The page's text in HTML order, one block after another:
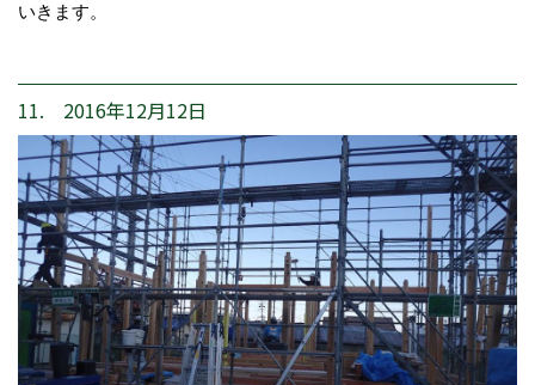
いきます。
11. 2016年12月12日